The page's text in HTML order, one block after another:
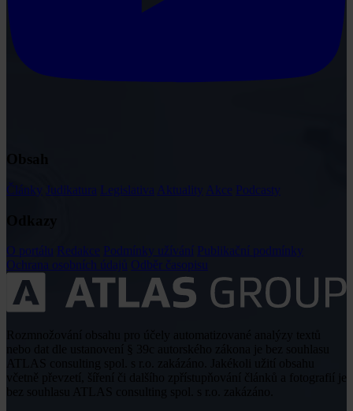
Články Judikatura Legislativa Aktuality Akce Podcasty
O portálu Redakce Podmínky užívání Publikační podmínky
Ochrana osobních údajů Odběr časopisu
včetně převzetí, šíření či dalšího zpřístupňování článků a fotografií je